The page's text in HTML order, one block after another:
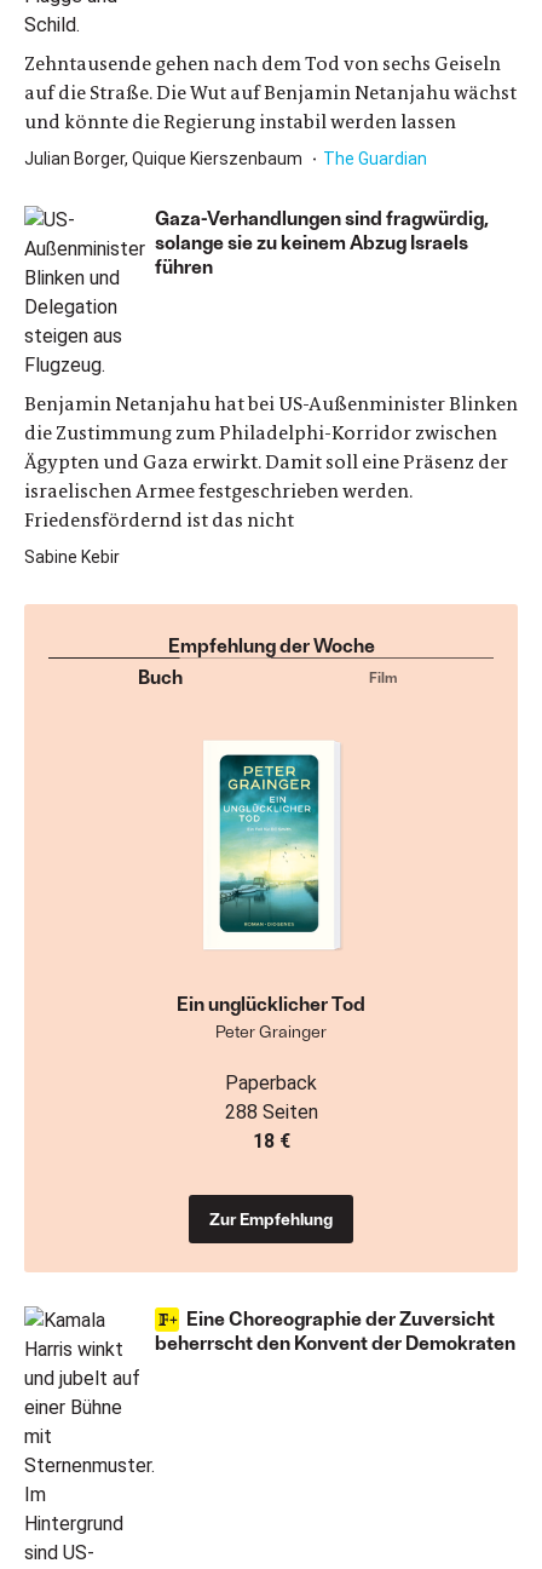
Zehntausende gehen nach dem Tod von sechs Geiseln
auf die Straße. Die Wut auf Benjamin Netanjahu wächst
und könnte die Regierung instabil werden lassen
Julian Borger, Quique Kierszenbaum The Guardian
Gaza-Verhandlungen sind fragwürdig,
solange sie zu keinem Abzug Israels
führen
Benjamin Netanjahu hat bei US-Außenminister Blinken
die Zustimmung zum Philadelphi-Korridor zwischen
Ägypten und Gaza erwirkt. Damit soll eine Präsenz der
israelischen Armee festgeschrieben werden.
Friedensfördernd ist das nicht
Sabine Kebir
Eine Choreographie der Zuversicht
beherrscht den Konvent der Demokraten
Empfehlung der Woche
Buch
Film
Ein unglücklicher Tod
Peter Grainger
Paperback
288 Seiten
18 €
Zur Empfehlung